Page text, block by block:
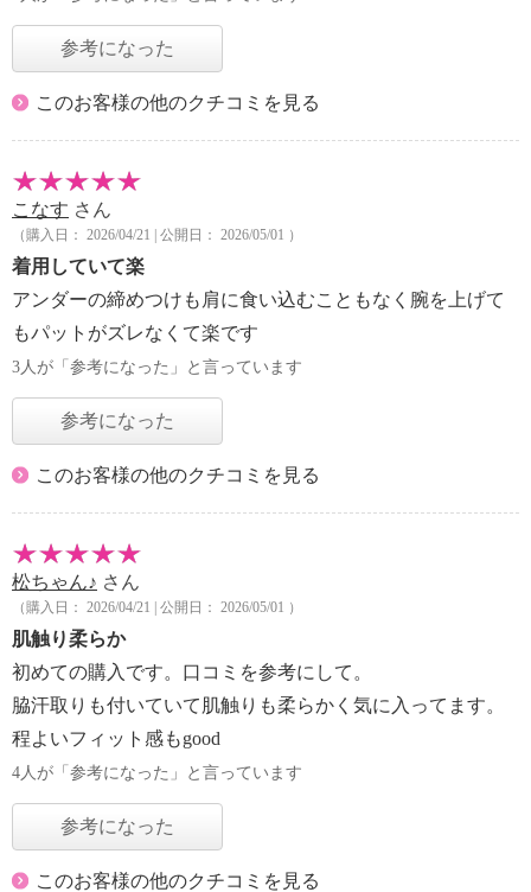
参考になった
このお客様の他のクチコミを見る
こなす さん
（購入日： 2026/04/21 | 公開日： 2026/05/01 ）
着用していて楽
アンダーの締めつけも肩に食い込むこともなく腕を上げて
もパットがズレなくて楽です
3人が「参考になった」と言っています
参考になった
このお客様の他のクチコミを見る
松ちゃん♪ さん
（購入日： 2026/04/21 | 公開日： 2026/05/01 ）
肌触り柔らか
初めての購入です。口コミを参考にして。
脇汗取りも付いていて肌触りも柔らかく気に入ってます。
程よいフィット感もgood
4人が「参考になった」と言っています
参考になった
このお客様の他のクチコミを見る